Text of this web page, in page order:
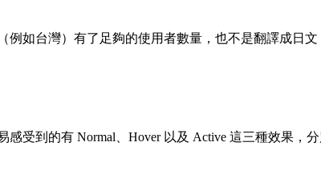
如台灣）有了足夠的使用者數量，也不是翻譯成日
受到的有 Normal、Hover 以及 Active 這三種效果，